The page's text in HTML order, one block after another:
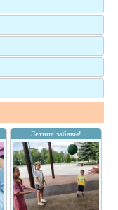
Летние забавы!